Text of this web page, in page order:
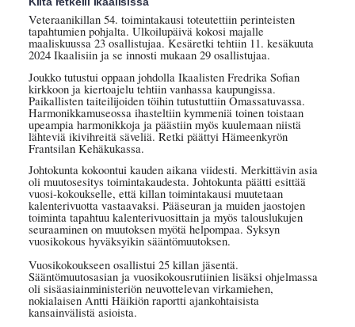
Veteraanikillan 54. toimintakausi toteutettiin perinteisten
tapahtumien pohjalta. Ulkoilupäivä kokosi majalle
maaliskuussa 23 osallistujaa. Kesäretki tehtiin 11. kesäkuuta
2024 Ikaalisiin ja se innosti mukaan 29 osallistujaa.
Joukko tutustui oppaan johdolla Ikaalisten Fredrika Sofian
kirkkoon ja kiertoajelu tehtiin vanhassa kaupungissa.
Paikallisten taiteilijoiden töihin tutustuttiin Omassatuvassa.
Harmonikkamuseossa ihasteltiin kymmeniä toinen toistaan
upeampia harmonikkoja ja päästiin myös kuulemaan niistä
lähteviä ikivihreitä säveliä. Retki päättyi Hämeenkyrön
Frantsilan Kehäkukassa.
Johtokunta kokoontui kauden aikana viidesti. Merkittävin asia
oli muutosesitys toimintakaudesta. Johtokunta päätti esittää
vuosi-kokoukselle, että killan toimintakausi muutetaan
kalenterivuotta vastaavaksi. Pääseuran ja muiden jaostojen
toiminta tapahtuu kalenterivuosittain ja myös talouslukujen
seuraaminen on muutoksen myötä helpompaa. Syksyn
vuosikokous hyväksyikin sääntömuutoksen.
Vuosikokoukseen osallistui 25 killan jäsentä.
Sääntömuutosasian ja vuosikokousrutiinien lisäksi ohjelmassa
oli sisäasiainministeriön neuvottelevan virkamiehen,
nokialaisen Antti Häikiön raportti ajankohtaisista
kansainvälistä asioista.